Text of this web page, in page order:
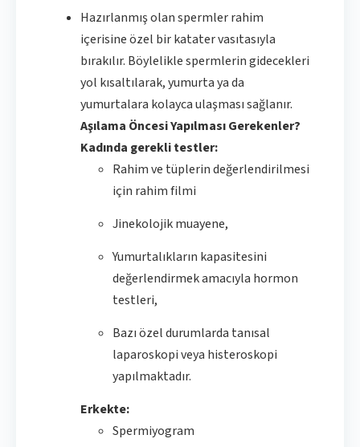
Hazırlanmış olan spermler rahim
içerisine özel bir katater vasıtasıyla
bırakılır. Böylelikle spermlerin gidecekleri
yol kısaltılarak, yumurta ya da
yumurtalara kolayca ulaşması sağlanır.
Aşılama Öncesi Yapılması Gerekenler?
Kadında gerekli testler:
Rahim ve tüplerin değerlendirilmesi
için rahim filmi
Jinekolojik muayene,
Yumurtalıkların kapasitesini
değerlendirmek amacıyla hormon
testleri,
Bazı özel durumlarda tanısal
laparoskopi veya histeroskopi
yapılmaktadır.
Erkekte:
Spermiyogram